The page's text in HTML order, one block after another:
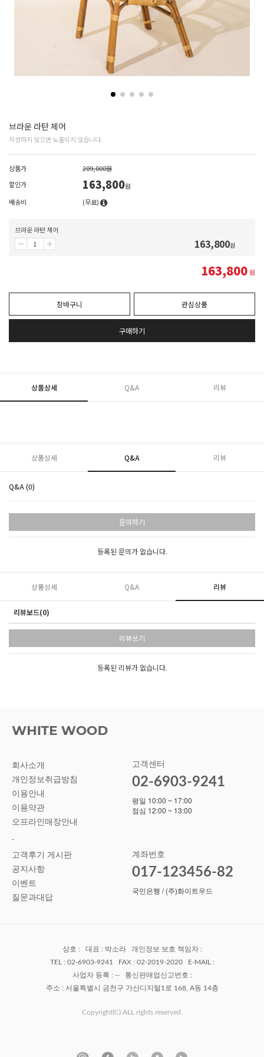
브라운 라탄 체어
작성하지 않으면 노출되지 않습니다.
상품가
209,000원
할인가
163,800원
배송비
(무료)
브라운 라탄 체어
163,800원
163,800원
장바구니 관심상품
구매하기
상품상세 Q&A 리뷰
상품상세 Q&A 리뷰
Q&A (0)
문의하기
등록된 문의가 없습니다.
상품상세 Q&A 리뷰
리뷰보드(0)
리뷰쓰기
등록된 리뷰가 없습니다.
회사소개
개인정보취급방침
이용안내
이용약관
오프라인매장안내
-
고객후기 게시판
공지사항
이벤트
질문과대답
고객센터
02-6903-9241
평일 10:00 ~ 17:00
점심 12:00 ~ 13:00
계좌번호
017-123456-82
국민은행 / (주)화이트우드
상호 : 대표 : 박소라 개인정보 보호 책임자 :
TEL : 02-6903-9241 FAX : 02-2019-2020 E-MAIL :
사업자 등록 : -- 통신판매업신고번호 :
주소 : 서울특별시 금천구 가산디지털1로 168, A동 14층
Copyright(C) ALL rights reserved.